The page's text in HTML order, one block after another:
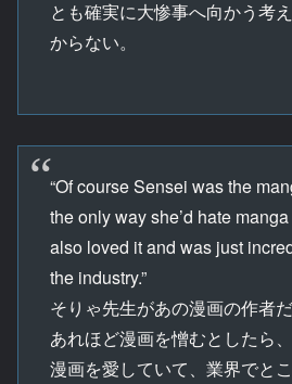
とも確実に大惨事へ向かう考
からない。
“Of course Sensei was the
the only way she’d hate
also loved it and was just
the industry.”
そりゃ先生があの漫画の作者だ
あれほど漫画を憎むとしたら
漫画を愛していて、業界でと